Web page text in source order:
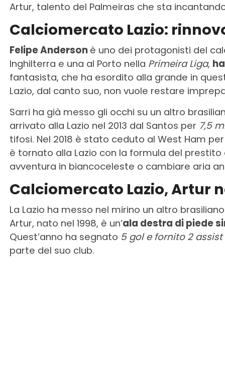
Artur, talento del Palmeiras che sta
Calciomercato Lazio:
Felipe Anderson è uno dei protagonisti del
Inghilterra e una al Porto nella Primeira Liga,
fantasista, che ha esordito alla grande in
Lazio, dal canto suo, non vuole restare
Sarri ha già messo gli occhi su un altro
arrivato alla Lazio nel 2013 dal Santos per 7,5
tifosi. Nel 2018 è stato ceduto al West Ham
è tornato alla Lazio con la formula del
avventura in biancoceleste o cambiare aria
Calciomercato Lazio, Artur
La Lazio ha messo nel mirino un altro
Artur, nato nel 1998, è un’ala destra di piede
Quest’anno ha segnato 5 gol e fornito 2 assist
parte del suo club.